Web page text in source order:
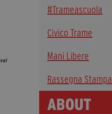
#Trameascuola
Civico Trame
Mani Libere
Rassegna Stampa
ABOUT